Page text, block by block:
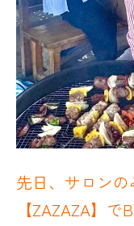
先日、サロン
【ZAZAZA】